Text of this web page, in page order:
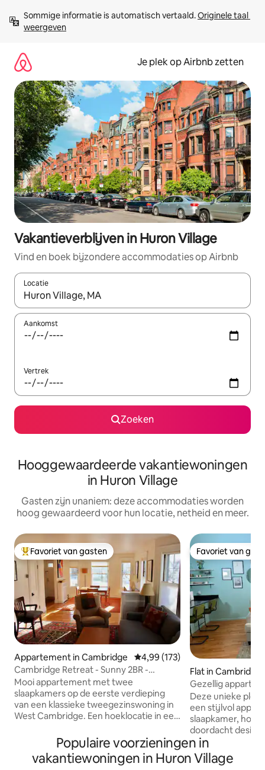
direct
naar
Sommige informatie is automatisch vertaald. Originele taal
weergeven
Je plek op Airbnb zetten
Vakantieverblijven in Huron Village
Vind en boek bijzondere accommodaties op Airbnb
Locatie
Wanneer er resultaten beschikbaar zijn, maak je een keuze
Aankomst
Vertrek
Zoeken
Hooggewaardeerde vakantiewoningen
in Huron Village
Gasten zijn unaniem: deze accommodaties worden
hoog gewaardeerd voor hun locatie, netheid en meer.
Topfavoriet van gasten
Favoriet van gasten
Appartement in Cambridge Gemiddelde beoordeling van
4,99 (173)
Cambridge Retreat - Sunny 2BR -
Dichtbij Harvard
Mooi appartement met twee
slaapkamers op de eerste verdieping
van een klassieke tweegezinswoning in
West Cambridge. Een hoeklocatie in een
grazige tuin en een kleine stadstuin aan
de overkant van de straat. Op een
steenworp afstand van Danehy Park, op
Favoriet van
Favoriet van
Flat in Cambridge
Gezellig
Deze unieke plek
een stijlvol
slaapkamer,
doordacht
Davis Square,
metrostation
gemakkelijke
Populaire voorzieningen in
vakantiewoningen in Huron Village